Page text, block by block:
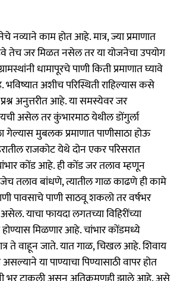
नव्याने काम होत आहे. मात्र, ज्या प्रमाणात
तेच जर मिळत नसेल तर या योजनेचा उपयोग
धामापूरचे पाणी किती प्रमाणात घ्यावे
अशीच परिस्थिती राहिल्यास कसे
अनुत्तरीत आहे. या समस्येवर जर
असेल तर कुंभारमाठ येथील डोंगुर्ला
गेल्यास मुबलक प्रमाणात पाणीसाठा होऊ
राजकोट येथे दोन एकर परिसरात
कोंड आहे. ही कोंड जर तलाव म्हणून
तलाव बांधणे, त्यातील गाळ काढणे ही कामे
पावसाचे पाणी साठवू शकलो तर वर्षभर
याचा फायदा लगतच्या विहिरींच्या
होण्यास मिळणार आहे. चांभार कोंडमध्ये
ते वाहून जाते. यात गाळ, चिखल आहे. शिवाय
या पाण्याचा पिण्यासाठी वापर होत